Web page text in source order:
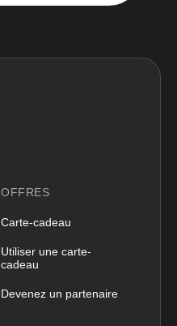
OFFRES
Carte-cadeau
Utiliser une carte-
cadeau
Devenez un partenaire